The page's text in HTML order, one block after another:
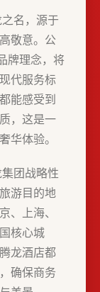
名，源于
敬意。公
牌理念，将
代服务标
能感受到
，这是一
华体验。
团战略性
游目的地
、上海、
核心城
龙酒店都
确保商务